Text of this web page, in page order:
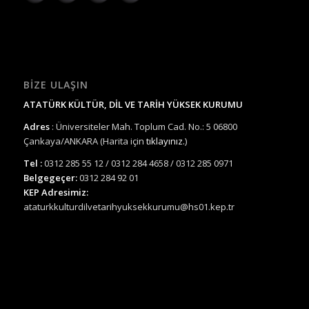
BIZE ULAŞIN
ATATÜRK KÜLTÜR, DİL VE TARİH YÜKSEK KURUMU
Adres : Üniversiteler Mah. Toplum Cad. No.: 5 06800
Çankaya/ANKARA (Harita için tıklayınız.)
Tel :0312 285 55 12 / 0312 284 4658 / 0312 285 0971
Belgegeçer:0312 284 92 01
KEP Adresimiz:
ataturkkulturdilvetarihyuksekkurumu@hs01.kep.tr